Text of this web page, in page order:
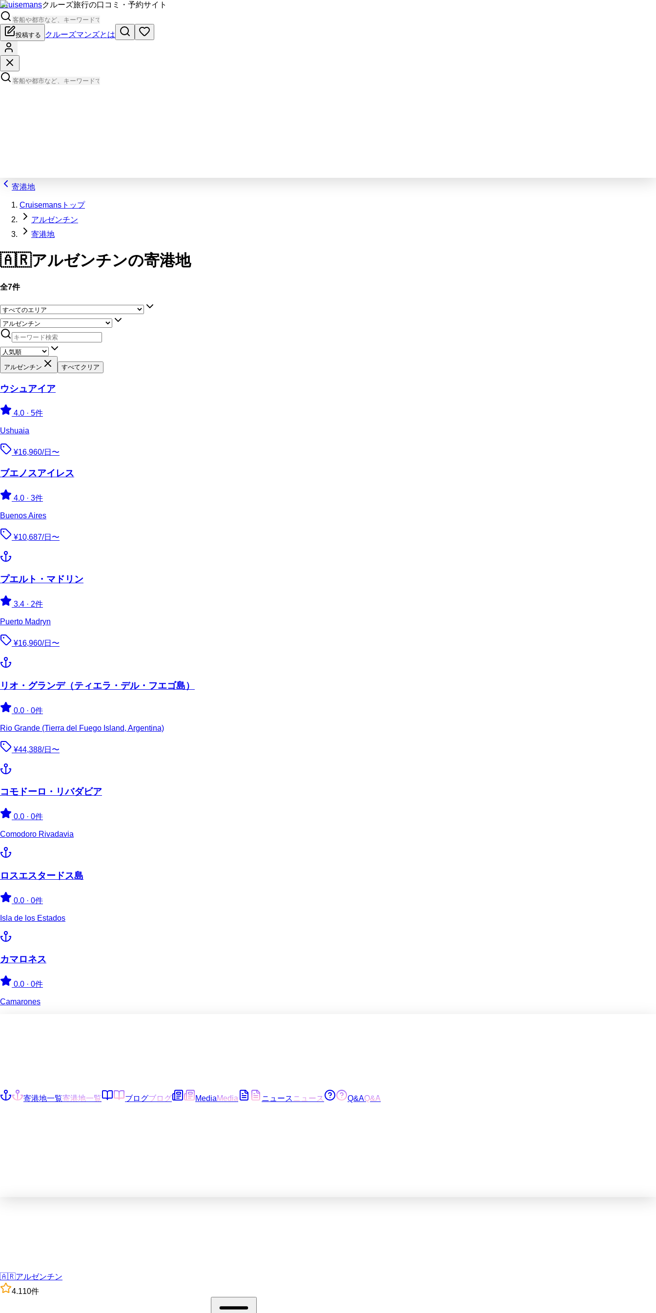
Cruisemansクルーズ旅行の口コミ・予約サイト
投稿する クルーズマンズとは
寄港地
Cruisemansトップ
アルゼンチン
寄港地
🇦🇷アルゼンチンの寄港地
全7件
アルゼンチン すべてクリア
ウシュアイア
4.0 · 5件
Ushuaia
¥16,960/日〜
ブエノスアイレス
4.0 · 3件
Buenos Aires
¥10,687/日〜
プエルト・マドリン
3.4 · 2件
Puerto Madryn
¥16,960/日〜
リオ・グランデ（ティエラ・デル・フエゴ島）
0.0 · 0件
Rio Grande (Tierra del Fuego Island, Argentina)
¥44,388/日〜
コモドーロ・リバダビア
0.0 · 0件
Comodoro Rivadavia
ロスエスタードス島
0.0 · 0件
Isla de los Estados
カマロネス
0.0 · 0件
Camarones
寄港地一覧寄港地一覧 ブログブログ MediaMedia ニュース ニュース Q&AQ&A
🇦🇷アルゼンチン
4.110件